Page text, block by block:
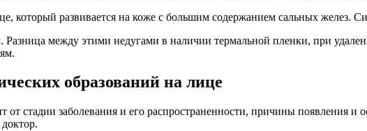
который развивается на коже с большим содержанием сальных желез.
между этими недугами в наличии термальной пленки, при
образований на лице
от стадии заболевания и его распространенности, причины появления и